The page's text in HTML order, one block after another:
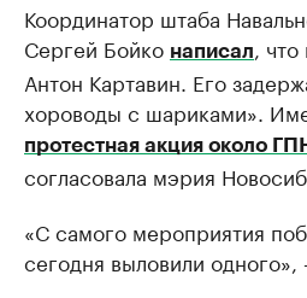
Координатор штаба
Сергей Бойко написал, что
Антон Картавин. Его
хороводы с шариками».
протестная акция около
согласовала мэрия
«С самого мероприятия
сегодня выловили